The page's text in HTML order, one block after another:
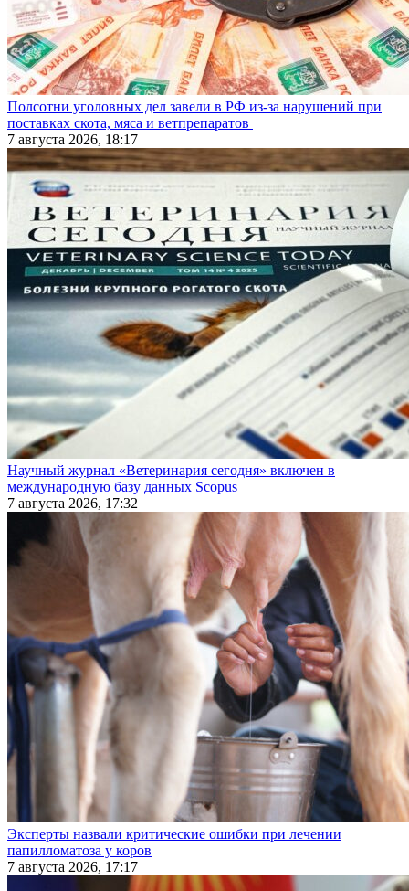
Полсотни уголовных дел завели в РФ из-за нарушений при
поставках скота, мяса и ветпрепаратов
7 августа 2026, 18:17
Научный журнал «Ветеринария сегодня» включен в
международную базу данных Scopus
7 августа 2026, 17:32
Эксперты назвали критические ошибки при лечении
папилломатоза у коров
7 августа 2026, 17:17